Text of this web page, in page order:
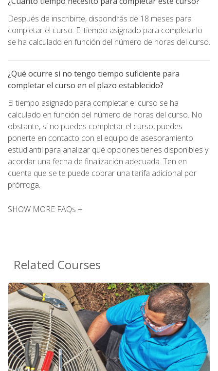
Después de inscribirte, dispondrás de 18 meses para
completar el curso. El tiempo asignado para completarlo
se ha calculado en función del número de horas del curso.
¿Qué ocurre si no tengo tiempo suficiente para
completar el curso en el plazo establecido?
El tiempo asignado para completar el curso se ha
calculado en función del número de horas del curso. No
obstante, si no puedes completar el curso, puedes
ponerte en contacto con el equipo de asesoramiento
estudiantil para analizar qué opciones tienes disponibles y
acordar una fecha de finalización adecuada. Ten en
cuenta que se te puede cobrar una tarifa adicional por
prórroga.
SHOW MORE FAQs +
Related Courses